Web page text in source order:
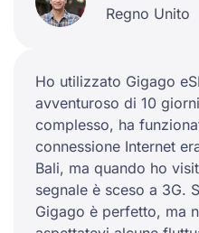
Regno Unito
Ho utilizzato Gigago
avventuroso di 10
complesso, ha
connessione Internet
Bali, ma quando ho
segnale è sceso a 3G.
Gigago è perfetto, ma